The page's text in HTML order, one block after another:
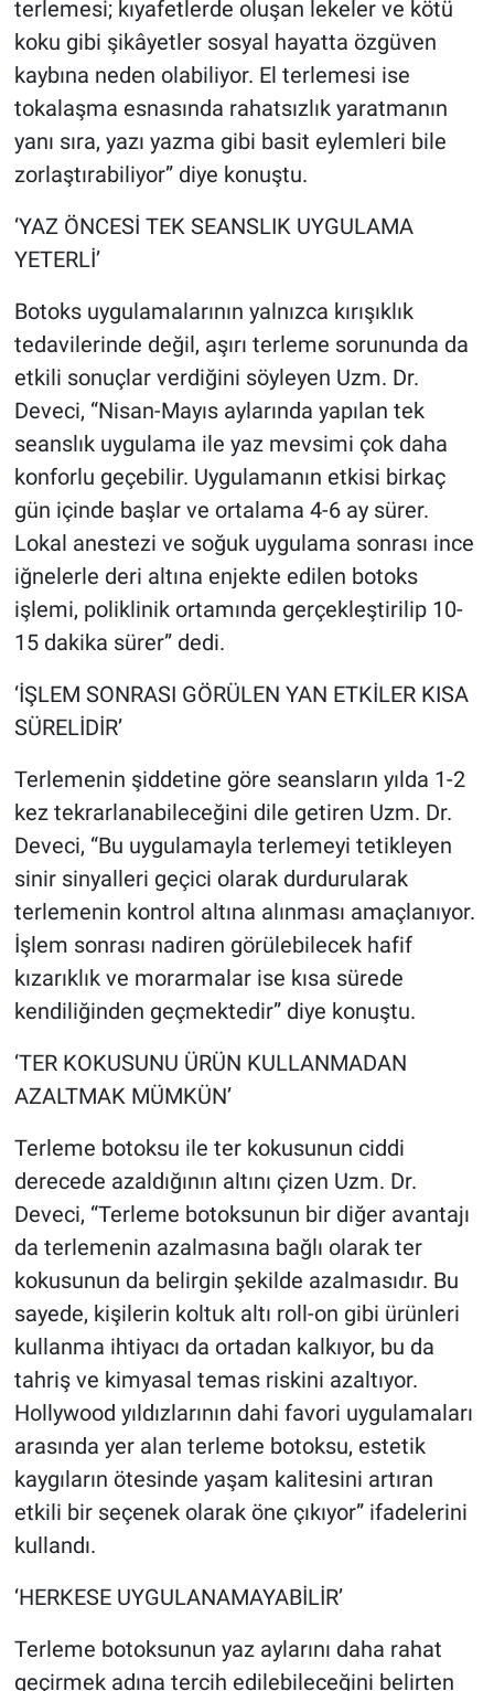
terlemesi; kıyafetlerde oluşan lekeler ve kötü
koku gibi şikâyetler sosyal hayatta özgüven
kaybına neden olabiliyor. El terlemesi ise
tokalaşma esnasında rahatsızlık yaratmanın
yanı sıra, yazı yazma gibi basit eylemleri bile
zorlaştırabiliyor” diye konuştu.
‘YAZ ÖNCESİ TEK SEANSLIK UYGULAMA
YETERLİ’
Botoks uygulamalarının yalnızca kırışıklık
tedavilerinde değil, aşırı terleme sorununda da
etkili sonuçlar verdiğini söyleyen Uzm. Dr.
Deveci, “Nisan-Mayıs aylarında yapılan tek
seanslık uygulama ile yaz mevsimi çok daha
konforlu geçebilir. Uygulamanın etkisi birkaç
gün içinde başlar ve ortalama 4-6 ay sürer.
Lokal anestezi ve soğuk uygulama sonrası ince
iğnelerle deri altına enjekte edilen botoks
işlemi, poliklinik ortamında gerçekleştirilip 10-
15 dakika sürer” dedi.
‘İŞLEM SONRASI GÖRÜLEN YAN ETKİLER KISA
SÜRELİDİR’
Terlemenin şiddetine göre seansların yılda 1-2
kez tekrarlanabileceğini dile getiren Uzm. Dr.
Deveci, “Bu uygulamayla terlemeyi tetikleyen
sinir sinyalleri geçici olarak durdurularak
terlemenin kontrol altına alınması amaçlanıyor.
İşlem sonrası nadiren görülebilecek hafif
kızarıklık ve morarmalar ise kısa sürede
kendiliğinden geçmektedir” diye konuştu.
‘TER KOKUSUNU ÜRÜN KULLANMADAN
AZALTMAK MÜMKÜN’
Terleme botoksu ile ter kokusunun ciddi
derecede azaldığının altını çizen Uzm. Dr.
Deveci, “Terleme botoksunun bir diğer avantajı
da terlemenin azalmasına bağlı olarak ter
kokusunun da belirgin şekilde azalmasıdır. Bu
sayede, kişilerin koltuk altı roll-on gibi ürünleri
kullanma ihtiyacı da ortadan kalkıyor, bu da
tahriş ve kimyasal temas riskini azaltıyor.
Hollywood yıldızlarının dahi favori uygulamaları
arasında yer alan terleme botoksu, estetik
kaygıların ötesinde yaşam kalitesini artıran
etkili bir seçenek olarak öne çıkıyor” ifadelerini
kullandı.
‘HERKESE UYGULANAMAYABİLİR’
Terleme botoksunun yaz aylarını daha rahat
geçirmek adına tercih edilebileceğini belirten